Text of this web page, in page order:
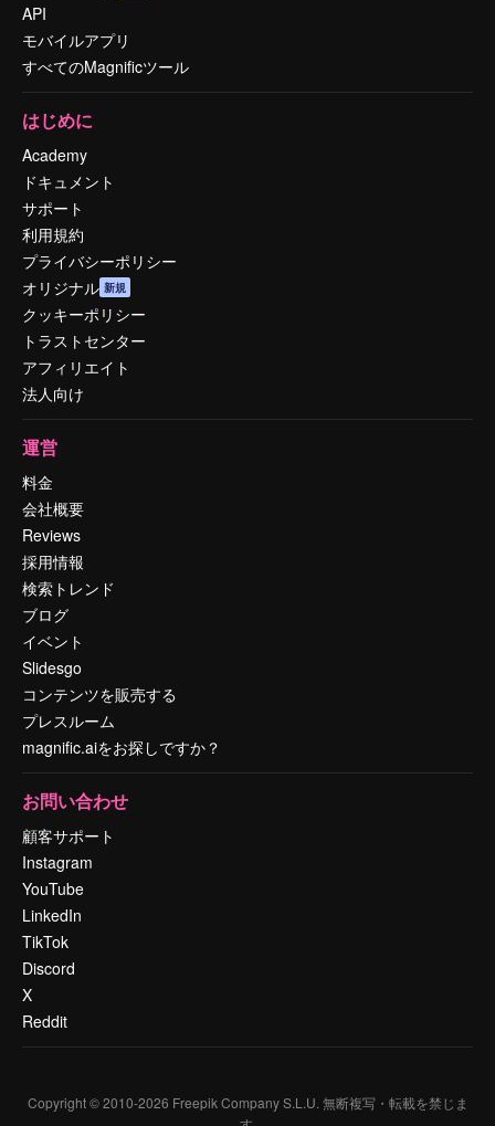
API
モバイルアプリ
すべてのMagnificツール
はじめに
Academy
ドキュメント
サポート
利用規約
プライバシーポリシー
オリジナル 新規
クッキーポリシー
トラストセンター
アフィリエイト
法人向け
運営
料金
会社概要
Reviews
採用情報
検索トレンド
ブログ
イベント
Slidesgo
コンテンツを販売する
プレスルーム
magnific.aiをお探しですか？
お問い合わせ
顧客サポート
Instagram
YouTube
LinkedIn
TikTok
Discord
X
Reddit
Copyright © 2010-2026 Freepik Company S.L.U. 無断複写・転載を禁じま